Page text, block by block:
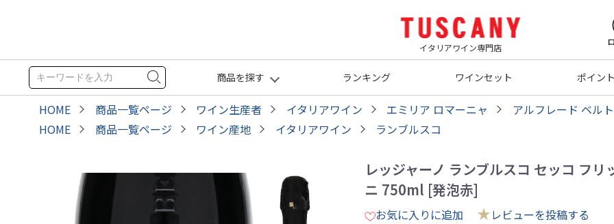
イタリアワイン専門店
商品を探す ランキング ワインセット ポイン
HOME 商品一覧ページ ワイン生産者 イタリアワイン エミリア ロマーニャ
アルフレード ベル
HOME
商品一覧ページ ワイン産地 イタリアワイン ランブルスコ
レッジャーノ ランブルスコ セッコ フ
ニ 750ml [発泡赤]
お気に入りに追加 ★レビューを投稿する